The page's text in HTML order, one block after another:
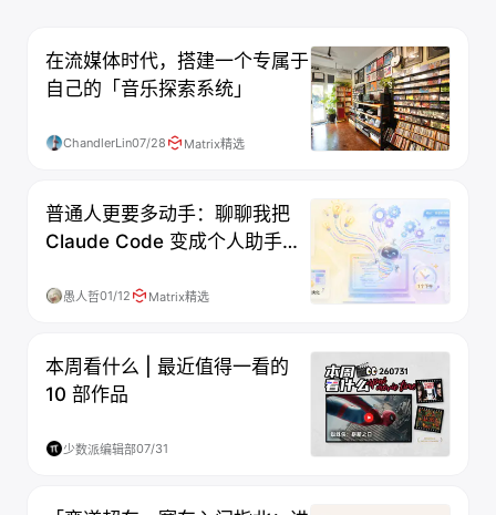
在流媒体时代，搭建一个专属于
自己的「音乐探索系统」
ChandlerLin07/28 Matrix精选
普通人更要多动手：聊聊我把
Claude Code 变成个人助手后
愚人哲01/12 Matrix精选
本周看什么 | 最近值得一看的
10 部作品
少数派编辑部07/31